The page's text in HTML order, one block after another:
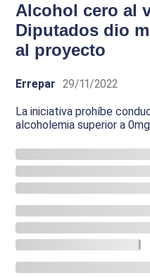
Alcohol cero al
Diputados dio
al proyecto
Errepar 29/11/2022
La iniciativa prohíbe
alcoholemia superior a